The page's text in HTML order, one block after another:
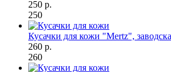
250 р.
250
Кусачки для кожи "Mertz",
260 р.
260